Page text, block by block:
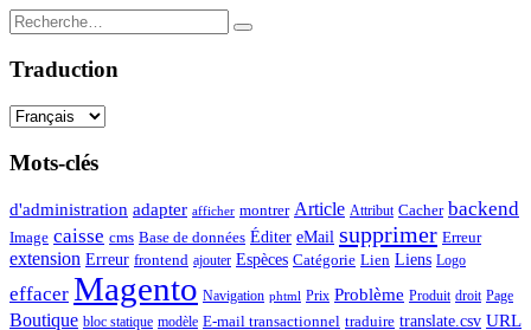
Traduction
Mots-clés
d'administration adapter afficher montrer Article Attribut Cacher backend
Image caisse cms Base de données Éditer eMail supprimer Erreur
extension Erreur frontend ajouter Espèces Catégorie Lien Liens Logo
effacer Magento Navigation phtml Prix Problème Produit droit Page
Boutique bloc statique modèle E-mail transactionnel traduire translate.csv URL